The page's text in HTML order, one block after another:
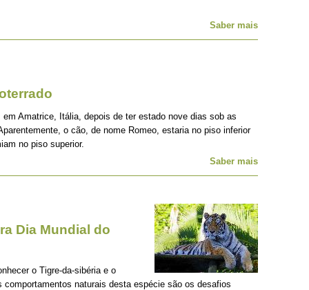
Saber mais
Amatrice, Itália, depois de ter estado nove dias sob as
o cão, de nome Romeo, estaria no piso inferior
no piso superior.
Saber mais
Dia Mundial do
o Tigre-da-sibéria e o
comportamentos naturais desta espécie são os desafios